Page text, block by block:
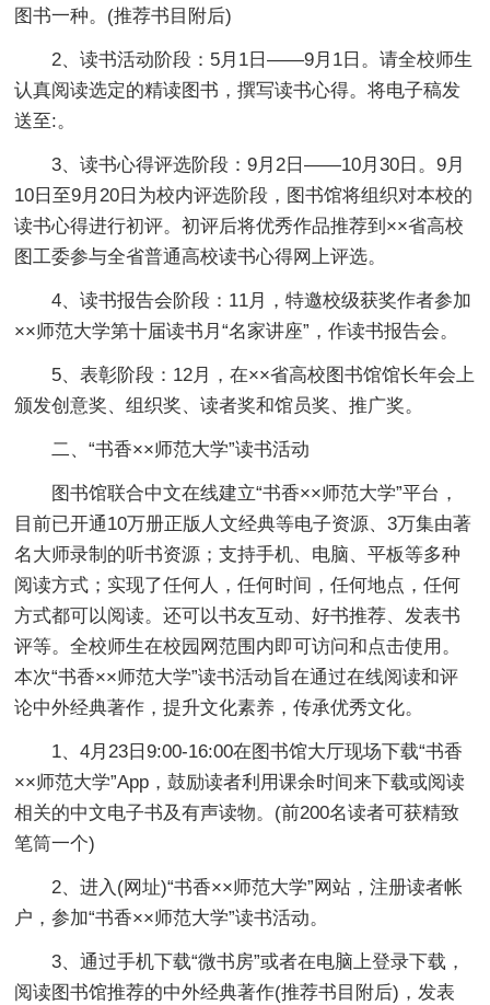
图书一种。(推荐书目附后)
2、读书活动阶段：5月1日——9月1日。请全校师生
认真阅读选定的精读图书，撰写读书心得。将电子稿发
送至:。
3、读书心得评选阶段：9月2日——10月30日。9月
10日至9月20日为校内评选阶段，图书馆将组织对本校的
读书心得进行初评。初评后将优秀作品推荐到××省高校
图工委参与全省普通高校读书心得网上评选。
4、读书报告会阶段：11月，特邀校级获奖作者参加
××师范大学第十届读书月“名家讲座”，作读书报告会。
5、表彰阶段：12月，在××省高校图书馆馆长年会上
颁发创意奖、组织奖、读者奖和馆员奖、推广奖。
二、“书香××师范大学”读书活动
图书馆联合中文在线建立“书香××师范大学”平台，
目前已开通10万册正版人文经典等电子资源、3万集由著
名大师录制的听书资源；支持手机、电脑、平板等多种
阅读方式；实现了任何人，任何时间，任何地点，任何
方式都可以阅读。还可以书友互动、好书推荐、发表书
评等。全校师生在校园网范围内即可访问和点击使用。
本次“书香××师范大学”读书活动旨在通过在线阅读和评
论中外经典著作，提升文化素养，传承优秀文化。
1、4月23日9:00-16:00在图书馆大厅现场下载“书香
××师范大学”App，鼓励读者利用课余时间来下载或阅读
相关的中文电子书及有声读物。(前200名读者可获精致
笔筒一个)
2、进入(网址)“书香××师范大学”网站，注册读者帐
户，参加“书香××师范大学”读书活动。
3、通过手机下载“微书房”或者在电脑上登录下载，
阅读图书馆推荐的中外经典著作(推荐书目附后)，发表